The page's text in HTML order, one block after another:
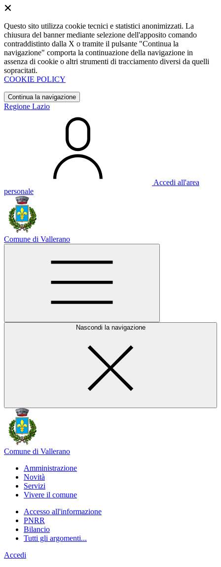
Questo sito utilizza cookie tecnici e statistici anonimizzati. La
chiusura del banner mediante selezione dell'apposito comando
contraddistinto dalla X o tramite il pulsante "Continua la
navigazione" comporta la continuazione della navigazione in
assenza di cookie o altri strumenti di tracciamento diversi da quelli
sopracitati.
COOKIE POLICY
Continua la navigazione
Regione Lazio
Accedi all'area
personale
Comune di Vallerano
Nascondi la navigazione
Comune di Vallerano
Amministrazione
Novità
Servizi
Vivere il comune
Accesso all'informazione
PNRR
Bilancio
Tutti gli argomenti...
Accedi